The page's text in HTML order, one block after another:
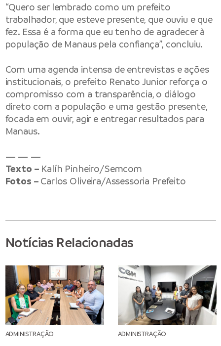
“Quero ser lembrado como um prefeito
trabalhador, que esteve presente, que ouviu e que
fez. Essa é a forma que eu tenho de agradecer à
população de Manaus pela confiança”, concluiu.
Com uma agenda intensa de entrevistas e ações
institucionais, o prefeito Renato Junior reforça o
compromisso com a transparência, o diálogo
direto com a população e uma gestão presente,
focada em ouvir, agir e entregar resultados para
Manaus.
— — —
Texto – Kalíh Pinheiro/Semcom
Fotos – Carlos Oliveira/Assessoria Prefeito
Notícias Relacionadas
ADMINISTRAÇÃO ADMINISTRAÇÃO